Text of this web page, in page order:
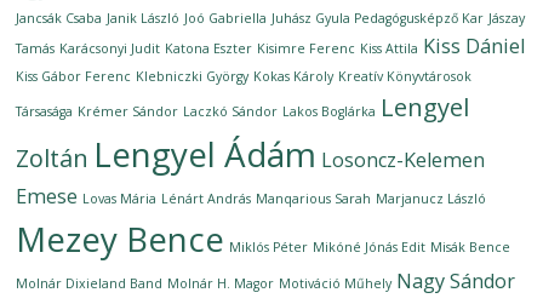
Jancsák Csaba Janik László Joó Gabriella Juhász Gyula Pedagógusképző Kar Jászay
Tamás Karácsonyi Judit Katona Eszter Kisimre Ferenc Kiss Attila Kiss Dániel
Kiss Gábor Ferenc Klebniczki György Kokas Károly Kreatív Könyvtárosok
Társasága Krémer Sándor Laczkó Sándor Lakos Boglárka Lengyel
Zoltán Lengyel Ádám Losoncz-Kelemen
Emese Lovas Mária Lénárt András Manqarious Sarah Marjanucz László
Mezey Bence Miklós Péter Mikóné Jónás Edit Misák Bence
Molnár Dixieland Band Molnár H. Magor Motiváció Műhely Nagy Sándor